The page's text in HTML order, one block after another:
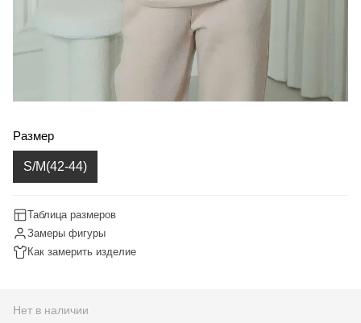
Размер
S/M(42-44)
Таблица размеров
Замеры фигуры
Как замерить изделие
Нет в наличии